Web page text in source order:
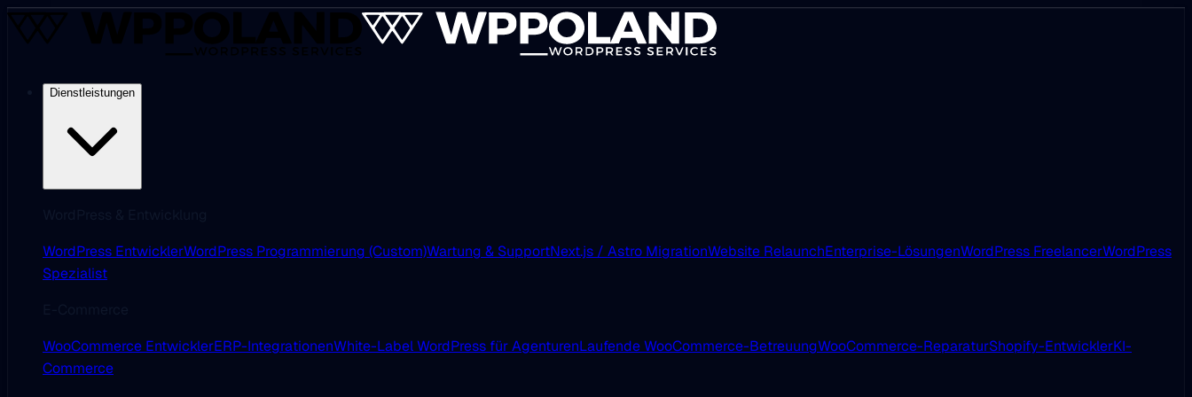
Dienstleistungen
WordPress EntwicklerWordPress Programmierung (Custom)Wartung & SupportNext.js / Astro MigrationWebsite RelaunchEnterprise-LösungenWordPress FreelancerWordPress
Spezialist
WooCommerce EntwicklerERP-IntegrationenWhite-Label WordPress für AgenturenLaufende WooCommerce-BetreuungWooCommerce-ReparaturShopify-EntwicklerKI-
Commerce